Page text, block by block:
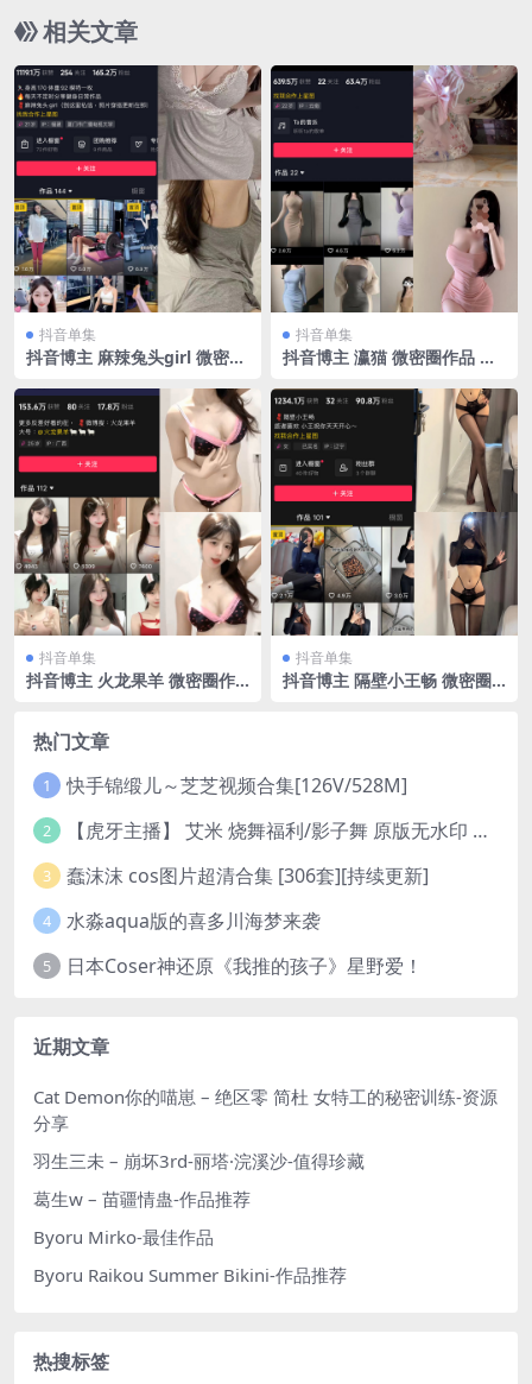
相关文章
抖音单集
抖音博主 麻辣兔头girl 微密圈
新至：2023.7.21
抖音单集
抖音博主 瀛猫 微密圈作品 N
24.3.25
抖音单集
抖音博主 火龙果羊 微密圈作
抖音单集
抖音博主 隔壁小王畅 微密圈
热门文章
1 快手锦缎儿～芝芝视频合集[126V/528M]
2 【虎牙主播】 艾米 烧舞福利/影子舞 原版无水印 （1v/130m）
3 蠢沫沫 cos图片超清合集 [306套][持续更新]
4 水淼aqua版的喜多川海梦来袭
5 日本Coser神还原《我推的孩子》星野爱！
近期文章
Cat Demon你的喵崽 – 绝区零 简杜 女特工的秘密训练-资源
分享
羽生三未 – 崩坏3rd-丽塔·浣溪沙-值得珍藏
葛生w – 苗疆情蛊-作品推荐
Byoru Mirko-最佳作品
Byoru Raikou Summer Bikini-作品推荐
热搜标签